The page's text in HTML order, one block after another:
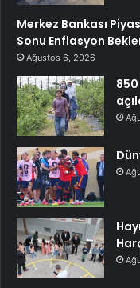
Merkez Bankası
Sonu Enflasyon
Ağustos 6, 2026